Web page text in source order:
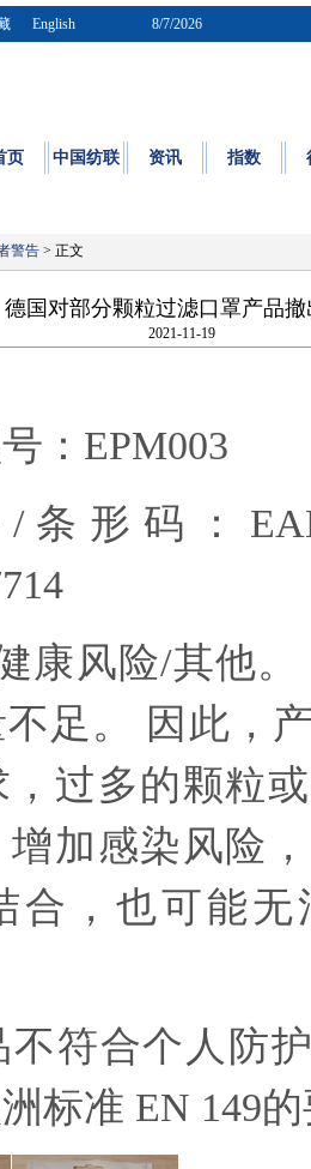
English 8/7/2026
页 中国纺联 资讯 指数
警告 > 正文
德国对部分颗粒过滤口罩产品
2021-11-19
EPM003
形码：
风险/其他。
足。 因此，
过多的颗粒
加感染风险
合，也可能无
合个人防护
标准 EN 149